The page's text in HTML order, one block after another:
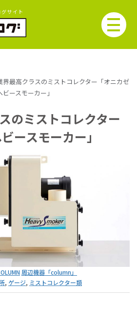
サイト
界最高クラスのミストコレクター「オニカゼ
ビースモーカー」
のミストコレクター
ースモーカー」
周辺機器「column」
, ゲージ, ミストコレクター類